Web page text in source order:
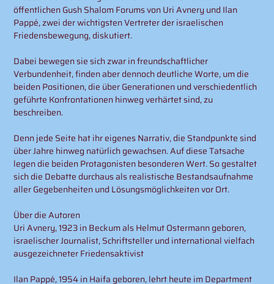
öffentlichen Gush Shalom Forums von Uri Avnery und Ilan
Pappé, zwei der wichtigsten Vertreter der israelischen
Friedensbewegung, diskutiert.
Dabei bewegen sie sich zwar in freundschaftlicher
Verbundenheit, finden aber dennoch deutliche Worte, um die
beiden Positionen, die über Generationen und verschiedentlich
geführte Konfrontationen hinweg verhärtet sind, zu
beschreiben.
Denn jede Seite hat ihr eigenes Narrativ, die Standpunkte sind
über Jahre hinweg natürlich gewachsen. Auf diese Tatsache
legen die beiden Protagonisten besonderen Wert. So gestaltet
sich die Debatte durchaus als realistische Bestandsaufnahme
aller Gegebenheiten und Lösungsmöglichkeiten vor Ort.
Über die Autoren
Uri Avnery, 1923 in Beckum als Helmut Ostermann geboren,
israelischer Journalist, Schriftsteller und international vielfach
ausgezeichneter Friedensaktivist
Ilan Pappé, 1954 in Haifa geboren, lehrt heute im Department